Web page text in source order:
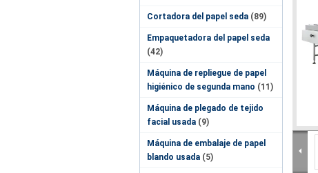
Cortadora del papel seda (89)
Empaquetadora del papel seda
(42)
Máquina de repliegue de papel
higiénico de segunda mano (11)
Máquina de plegado de tejido
facial usada (9)
Máquina de embalaje de papel
blando usada (5)